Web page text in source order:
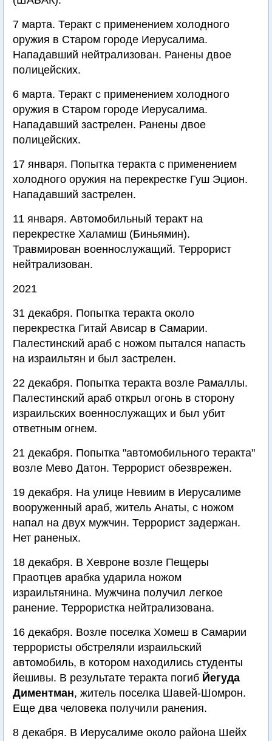
7 марта. Теракт с применением холодного
оружия в Старом городе Иерусалима.
Нападавший нейтрализован. Ранены двое
полицейских.
6 марта. Теракт с применением холодного
оружия в Старом городе Иерусалима.
Нападавший застрелен. Ранены двое
полицейских.
17 января. Попытка теракта с применением
холодного оружия на перекрестке Гуш Эцион.
Нападавший застрелен.
11 января. Автомобильный теракт на
перекрестке Халамиш (Биньямин).
Травмирован военнослужащий. Террорист
нейтрализован.
2021
31 декабря. Попытка теракта около
перекрестка Гитай Ависар в Самарии.
Палестинский араб с ножом пытался напасть
на израильтян и был застрелен.
22 декабря. Попытка теракта возле Рамаллы.
Палестинский араб открыл огонь в сторону
израильских военнослужащих и был убит
ответным огнем.
21 декабря. Попытка "автомобильного теракта"
возле Мево Датон. Террорист обезврежен.
19 декабря. На улице Невиим в Иерусалиме
вооруженный араб, житель Анаты, с ножом
напал на двух мужчин. Террорист задержан.
Нет раненых.
18 декабря. В Хевроне возле Пещеры
Праотцев арабка ударила ножом
израильтянина. Мужчина получил легкое
ранение. Террористка нейтрализована.
16 декабря. Возле поселка Хомеш в Самарии
террористы обстреляли израильский
автомобиль, в котором находились студенты
йешивы. В результате теракта погиб Йегуда
Диментман, житель поселка Шавей-Шомрон.
Еще два человека получили ранения.
8 декабря. В Иерусалиме около района Шейх